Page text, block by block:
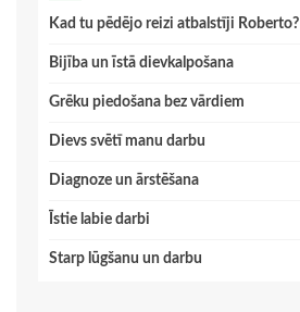
Kad tu pēdējo reizi atbalstīji Roberto?
Bijība un īstā dievkalpošana
Grēku piedošana bez vārdiem
Dievs svētī manu darbu
Diagnoze un ārstēšana
Īstie labie darbi
Starp lūgšanu un darbu